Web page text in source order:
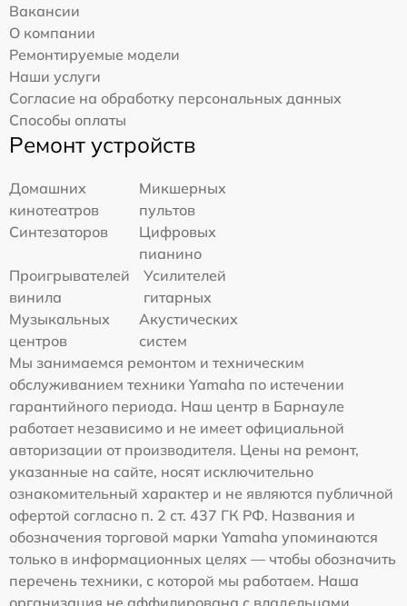
Вакансии
О компании
Ремонтируемые модели
Наши услуги
Согласие на обработку персональных данных
Способы оплаты
Ремонт устройств
Домашних
кинотеатров
Микшерных
пультов
Синтезаторов
Цифровых
пианино
Проигрывателей
винила
Усилителей
гитарных
Музыкальных
центров
Акустических
систем
Мы занимаемся ремонтом и техническим
обслуживанием техники Yamaha по истечении
гарантийного периода. Наш центр в Барнауле
работает независимо и не имеет официальной
авторизации от производителя. Цены на ремонт,
указанные на сайте, носят исключительно
ознакомительный характер и не являются публичной
офертой согласно п. 2 ст. 437 ГК РФ. Названия и
обозначения торговой марки Yamaha упоминаются
только в информационных целях — чтобы обозначить
перечень техники, с которой мы работаем. Наша
организация не аффилирована с владельцами